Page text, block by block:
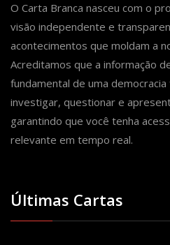
O Carta Branca nasceu com o
visão independente e
acontecimentos que moldam a
Acreditamos que a informação
fundamental de uma
investigar, questionar e
garantindo que você tenha
relevante em tempo real.
Últimas Cartas